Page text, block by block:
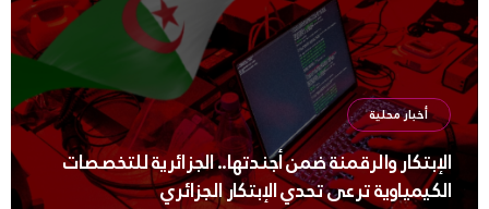
أخبار محلية
الإبتكار والرقمنة ضمن أجندتها.. الجزائرية للتخصصات
الكيمياوية ترعى تحدي الإبتكار الجزائري